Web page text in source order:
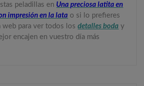
peladillas en Una preciosa latita en
impresión en la lata o si lo prefieres
web para ver todos losdetalles boda y
encajen en vuestro día más